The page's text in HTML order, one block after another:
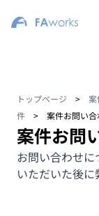
トップページ > 案
件
> 案件お問い合
案件お問
お問い合わせ
いただいた後に